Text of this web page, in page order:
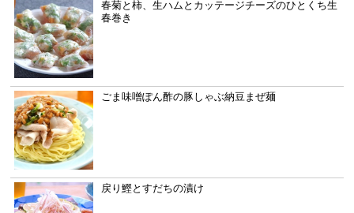
春菊と柿、生ハムとカッテージチーズのひとくち生
春巻き
ごま味噌ぽん酢の豚しゃぶ納豆まぜ麺
戻り鰹とすだちの漬け